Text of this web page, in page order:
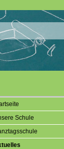
Schule